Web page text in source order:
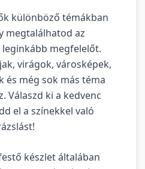
különböző témákban
megtalálhatod az
megfelelőt.
virágok, városképek,
és még sok más téma
Válaszd ki a kedvenc
el a színekkel való
készlet általában